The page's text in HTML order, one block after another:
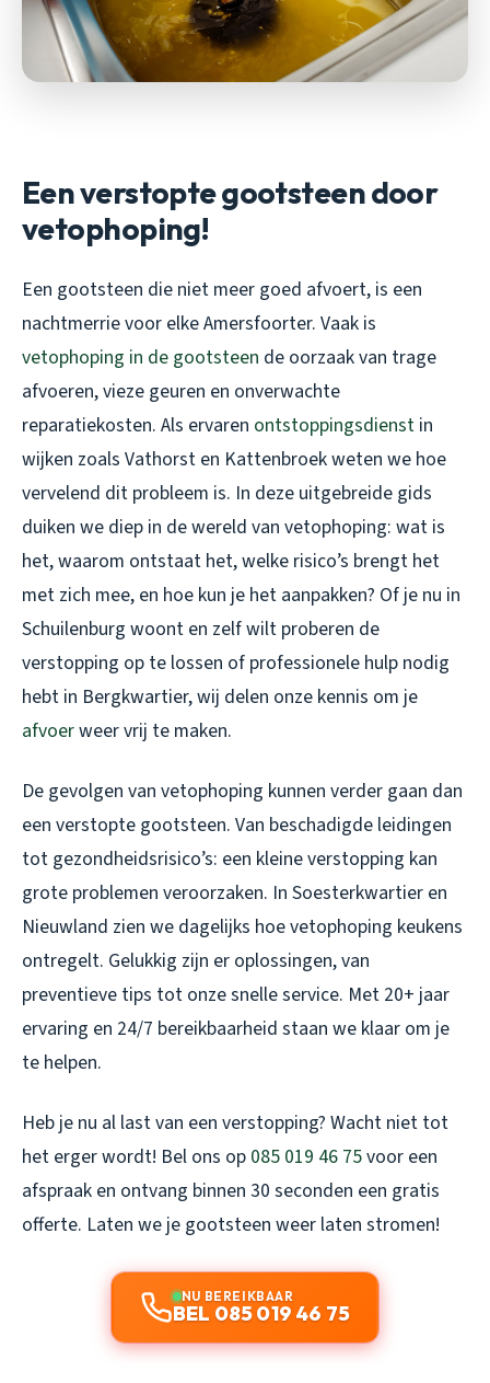
Een verstopte gootsteen door
vetophoping!
Een gootsteen die niet meer goed afvoert, is een
nachtmerrie voor elke Amersfoorter. Vaak is
vetophoping in de gootsteen de oorzaak van trage
afvoeren, vieze geuren en onverwachte
reparatiekosten. Als ervaren ontstoppingsdienst in
wijken zoals Vathorst en Kattenbroek weten we hoe
vervelend dit probleem is. In deze uitgebreide gids
duiken we diep in de wereld van vetophoping: wat is
het, waarom ontstaat het, welke risico’s brengt het
met zich mee, en hoe kun je het aanpakken? Of je nu in
Schuilenburg woont en zelf wilt proberen de
verstopping op te lossen of professionele hulp nodig
hebt in Bergkwartier, wij delen onze kennis om je
afvoerweer vrij te maken.
De gevolgen van vetophoping kunnen verder gaan dan
een verstopte gootsteen. Van beschadigde leidingen
tot gezondheidsrisico’s: een kleine verstopping kan
grote problemen veroorzaken. In Soesterkwartier en
Nieuwland zien we dagelijks hoe vetophoping keukens
ontregelt. Gelukkig zijn er oplossingen, van
preventieve tips tot onze snelle service. Met 20+ jaar
ervaring en 24/7 bereikbaarheid staan we klaar om je
te helpen.
Heb je nu al last van een verstopping? Wacht niet tot
het erger wordt! Bel ons op 085 019 46 75voor een
afspraak en ontvang binnen 30 seconden een gratis
offerte. Laten we je gootsteen weer laten stromen!
NU BEREIKBAAR
BEL 085 019 46 75